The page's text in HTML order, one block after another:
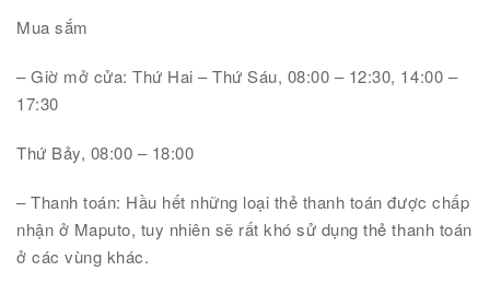
Mua sắm
– Giờ mở cửa: Thứ Hai – Thứ Sáu, 08:00 – 12:30, 14:00 –
17:30
Thứ Bảy, 08:00 – 18:00
– Thanh toán: Hầu hết những loại thẻ thanh toán được chấp
nhận ở Maputo, tuy nhiên sẽ rất khó sử dụng thẻ thanh toán
ở các vùng khác.